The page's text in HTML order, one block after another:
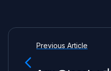
Previous Article